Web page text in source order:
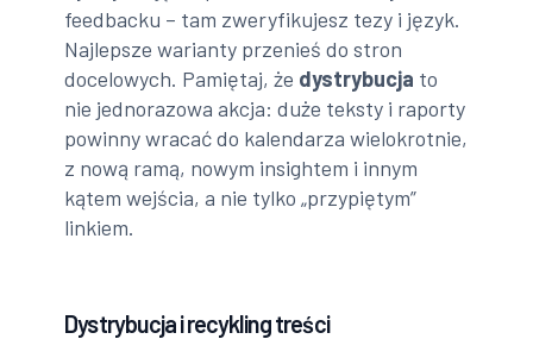
feedbacku – tam zweryfikujesz tezy i język.
Najlepsze warianty przenieś do stron
docelowych. Pamiętaj, że dystrybucja to
nie jednorazowa akcja: duże teksty i raporty
powinny wracać do kalendarza wielokrotnie,
z nową ramą, nowym insightem i innym
kątem wejścia, a nie tylko „przypiętym”
linkiem.
Dystrybucja i recykling treści